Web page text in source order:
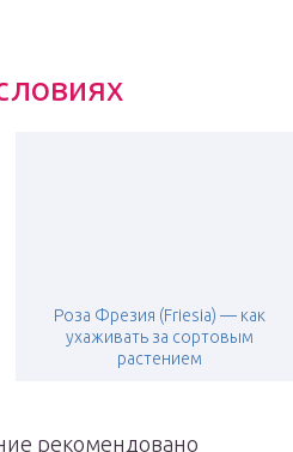
Роза Фрезия (Friesia) — как
ухаживать за сортовым
растением
рекомендовано